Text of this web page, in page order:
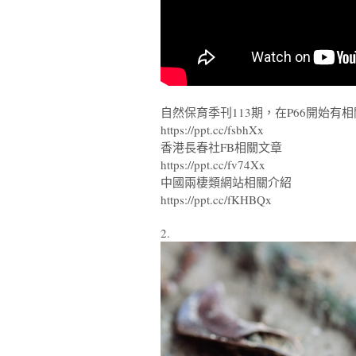
自然保育季刊113期，在P66開始有
https://ppt.cc/fsbhXx
香港長春社FB相關文章
https://ppt.cc/fv74Xx
中國兩棲類網站相關介紹
https://ppt.cc/fKHBQx
2.